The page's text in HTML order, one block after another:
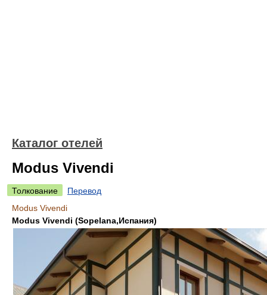
Каталог отелей
Modus Vivendi
Толкование
Перевод
Modus Vivendi
Modus Vivendi (Sopelana,Испания)